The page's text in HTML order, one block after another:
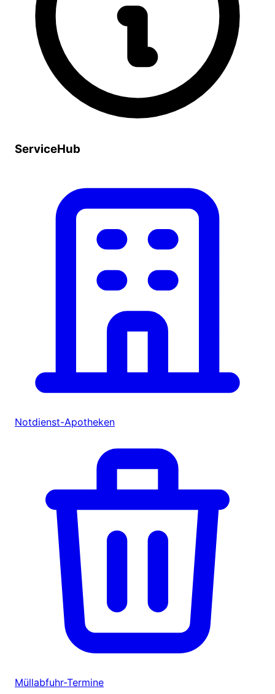
ServiceHub
Notdienst-Apotheken
Müllabfuhr-Termine